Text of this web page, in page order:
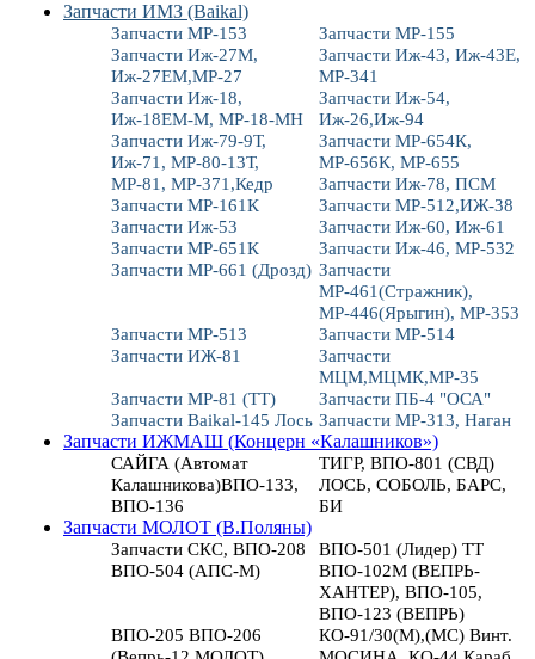
Запчасти ИМЗ (Baikal)
Запчасти МР-153
Запчасти МР-155
Запчасти Иж-27М,
Иж-27ЕМ,МР-27
Запчасти Иж-43, Иж-43Е,
МР-341
Запчасти Иж-18,
Иж-18ЕМ-М, МР-18-МН
Запчасти Иж-54,
Иж-26,Иж-94
Запчасти Иж-79-9Т,
Иж-71, МР-80-13Т,
МР-81, МР-371,Кедр
Запчасти МР-654К,
МР-656К, МР-655
Запчасти Иж-78, ПСМ
Запчасти МР-161К
Запчасти МР-512,ИЖ-38
Запчасти Иж-53
Запчасти Иж-60, Иж-61
Запчасти МР-651К
Запчасти Иж-46, МР-532
Запчасти МР-661 (Дрозд) Запчасти
МР-461(Стражник),
МР-446(Ярыгин), МР-353
Запчасти МР-513
Запчасти МР-514
Запчасти ИЖ-81
Запчасти
МЦМ,МЦМК,МР-35
Запчасти МР-81 (ТТ)
Запчасти ПБ-4 "ОСА"
Запчасти Baikal-145 Лось Запчасти МР-313, Наган
Запчасти ИЖМАШ (Концерн «Калашников»)
САЙГА (Автомат
Калашникова)ВПО-133,
ВПО-136
ТИГР, ВПО-801 (СВД)
ЛОСЬ, СОБОЛЬ, БАРС,
БИ
Запчасти МОЛОТ (В.Поляны)
Запчасти СКС, ВПО-208
ВПО-501 (Лидер) ТТ
ВПО-504 (АПС-М)
ВПО-102М (ВЕПРЬ-
ХАНТЕР), ВПО-105,
ВПО-123 (ВЕПРЬ)
ВПО-205 ВПО-206
КО-91/30(М),(МС) Винт.